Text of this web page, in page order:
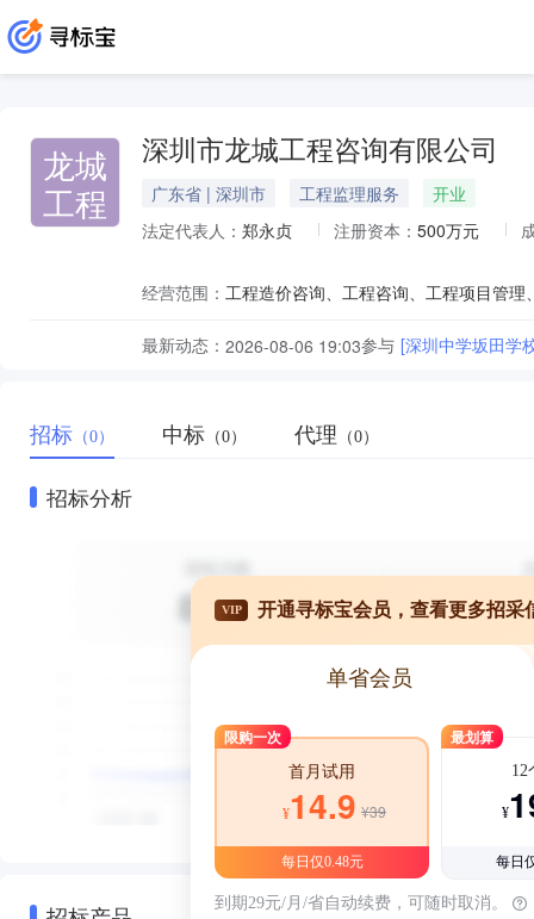
龙城
工程
深圳市龙城工程咨询有限公司
广东省 | 深圳市 工程监理服务
开业
法定代表人： 郑永贞 注册资本： 500万元
经营范围：
最新动态： 2026-08-06 19:03参与 [深圳中学坂田学
招标 （0） 中标 （0） 代理 （0）
招标分析
VIP 开通寻标宝会员，查看更多招采
单省会员
限购一次
首月试用
¥14.9 ¥39
每日仅0.48元
最划算
12
¥
每日
到期29元/月/省自动续费，可随时取消。